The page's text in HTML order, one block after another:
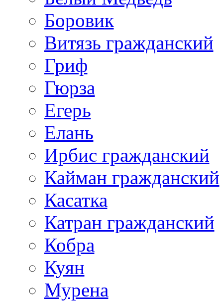
Боровик
Витязь гражданский
Гриф
Гюрза
Егерь
Елань
Ирбис гражданский
Кайман гражданский
Касатка
Катран гражданский
Кобра
Куян
Мурена